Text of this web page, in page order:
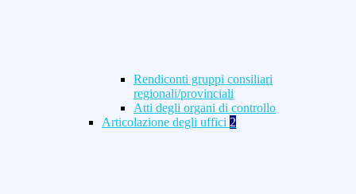
Rendiconti gruppi consiliari
regionali/provinciali
Atti degli organi di controllo
Articolazione degli uffici 2